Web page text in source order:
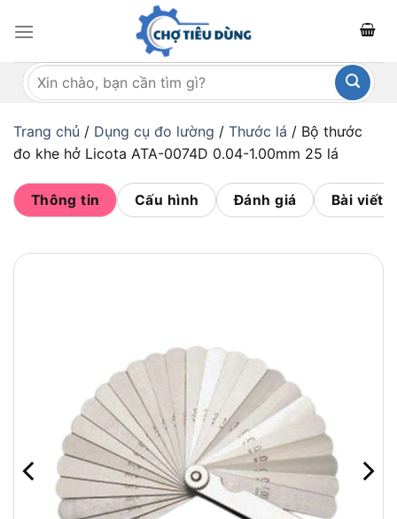
qua
dungTìm
kiếm:
Trang chủ / Dụng cụ đo lường / Thước lá / Bộ thước
đo khe hở Licota ATA-0074D 0.04-1.00mm 25 lá
Thông tin Cấu hình Đánh giá Bài viết